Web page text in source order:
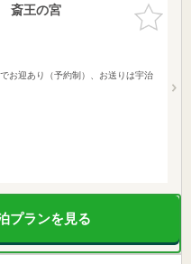
お気に入
りに追加
斎王の宮
お迎あり（予約制）、お送りは宇治
プランを見る